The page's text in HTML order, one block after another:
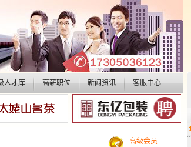
人才库 高薪职位 新闻资讯 客服中心
高级会员